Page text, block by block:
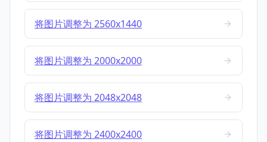
将图片调整为 2560x1440
将图片调整为 2000x2000
将图片调整为 2048x2048
将图片调整为 2400x2400